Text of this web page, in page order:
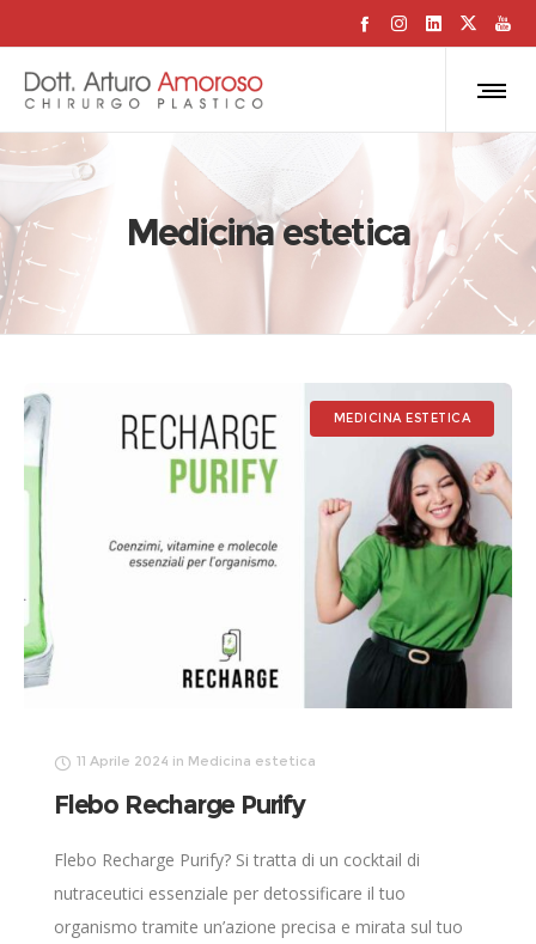
Medicina estetica
MEDICINA ESTETICA
11 Aprile 2024 in Medicina estetica
Flebo Recharge Purify
Flebo Recharge Purify? Si tratta di un cocktail di
nutraceutici essenziale per detossificare il tuo
organismo tramite un’azione precisa e mirata sul tuo